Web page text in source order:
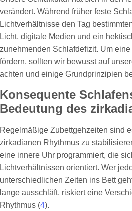
verändert. Während früher feste
Lichtverhältnisse den Tag
Licht, digitale Medien und ein
zunehmenden Schlafdefizit. Um
fördern, sollten wir bewusst auf
achten und einige Grundprinzipien
Konsequente
Bedeutung des
Regelmäßige Zubettgehzeiten sind
zirkadianen Rhythmus zu
eine innere Uhr programmiert, die
Lichtverhältnissen orientiert. Wer
unterschiedlichen Zeiten ins Bett
lange ausschläft, riskiert eine
Rhythmus (4).